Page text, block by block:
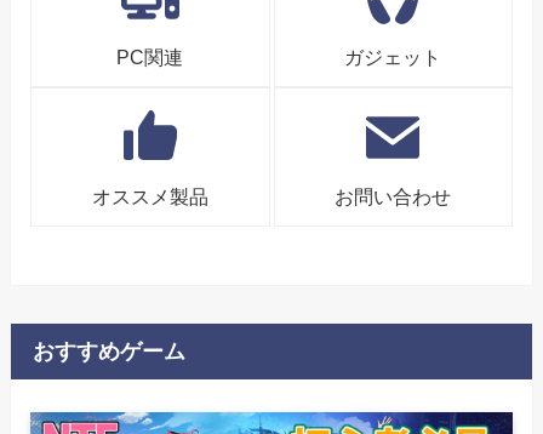
PC関連 ガジェット
オススメ製品 お問い合わせ
おすすめゲーム